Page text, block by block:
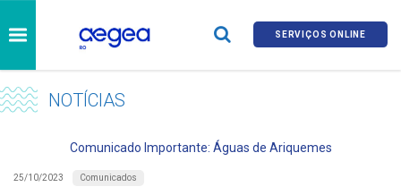
SERVIÇOS ONLINE
NOTÍCIAS
Comunicado Importante: Águas de Ariquemes
25/10/2023 Comunicados